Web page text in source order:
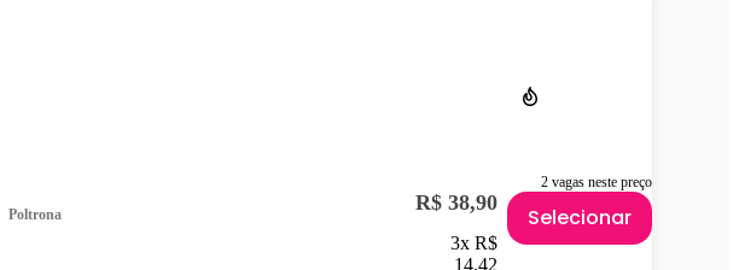
2 vagas neste preço
Poltrona R$ 38,90
3x R$
14,42
Selecionar